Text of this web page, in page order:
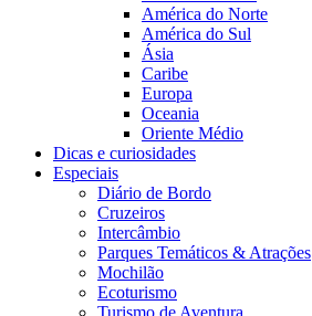
América do Norte
América do Sul
Ásia
Caribe
Europa
Oceania
Oriente Médio
Dicas e curiosidades
Especiais
Diário de Bordo
Cruzeiros
Intercâmbio
Parques Temáticos & Atrações
Mochilão
Ecoturismo
Turismo de Aventura